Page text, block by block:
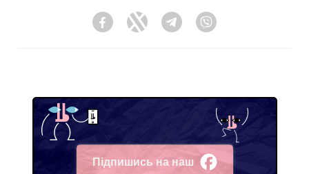
FacebookTwitter Telegram
Підпишись на наш
Facebook